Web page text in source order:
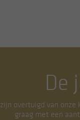
De
overtuigd van
graag met een